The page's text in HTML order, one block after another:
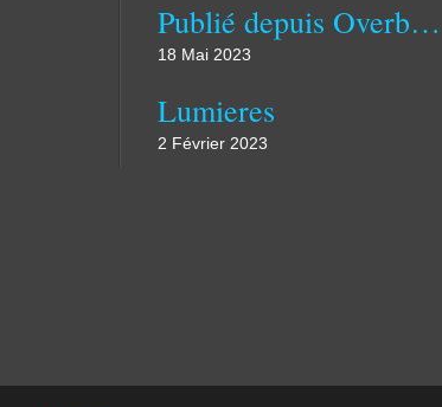
Publié depuis Overblog
18 Mai 2023
Lumieres
2 Février 2023